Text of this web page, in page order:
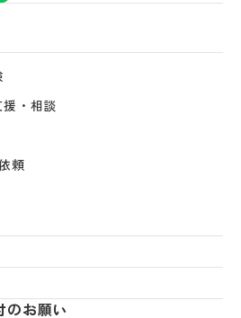
・相談
頼
のお願い